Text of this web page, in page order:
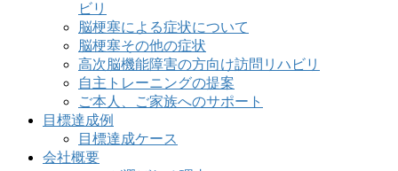
ビリ
脳梗塞による症状について
脳梗塞その他の症状
高次脳機能障害の方向け訪問リハビリ
自主トレーニングの提案
ご本人、ご家族へのサポート
目標達成例
目標達成ケース
会社概要